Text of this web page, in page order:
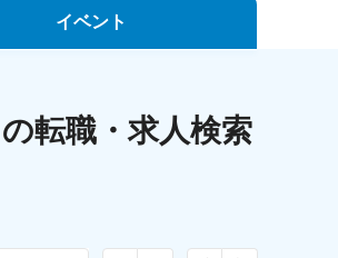
イベント
ント・転職セミナー
ア 転職・求人検索